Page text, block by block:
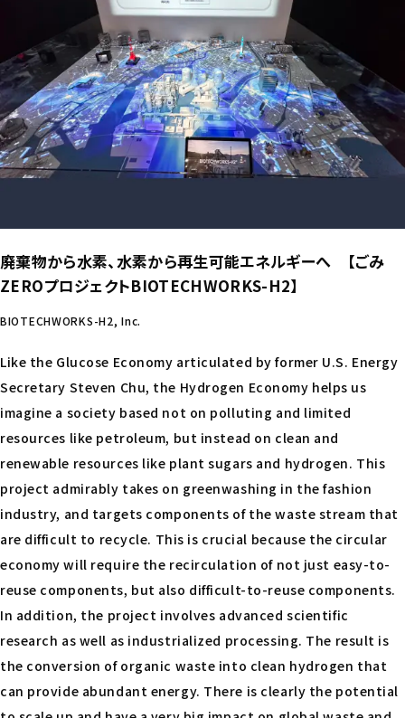
廃棄物から水素、水素から再生可能エネルギーへ 【ごみ
ZEROプロジェクトBIOTECHWORKS-H2】
BIOTECHWORKS-H2, Inc.
Like the Glucose Economy articulated by former U.S. Energy
Secretary Steven Chu, the Hydrogen Economy helps us
imagine a society based not on polluting and limited
resources like petroleum, but instead on clean and
renewable resources like plant sugars and hydrogen. This
project admirably takes on greenwashing in the fashion
industry, and targets components of the waste stream that
are difficult to recycle. This is crucial because the circular
economy will require the recirculation of not just easy-to-
reuse components, but also difficult-to-reuse components.
In addition, the project involves advanced scientific
research as well as industrialized processing. The result is
the conversion of organic waste into clean hydrogen that
can provide abundant energy. There is clearly the potential